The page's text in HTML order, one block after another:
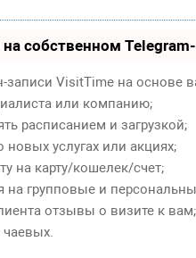
собственном
записи VisitTime на основе
или компанию;
расписанием и загрузкой;
услугах или акциях;
на карту/кошелек/счет;
групповые и
отзывы о визите к вам;